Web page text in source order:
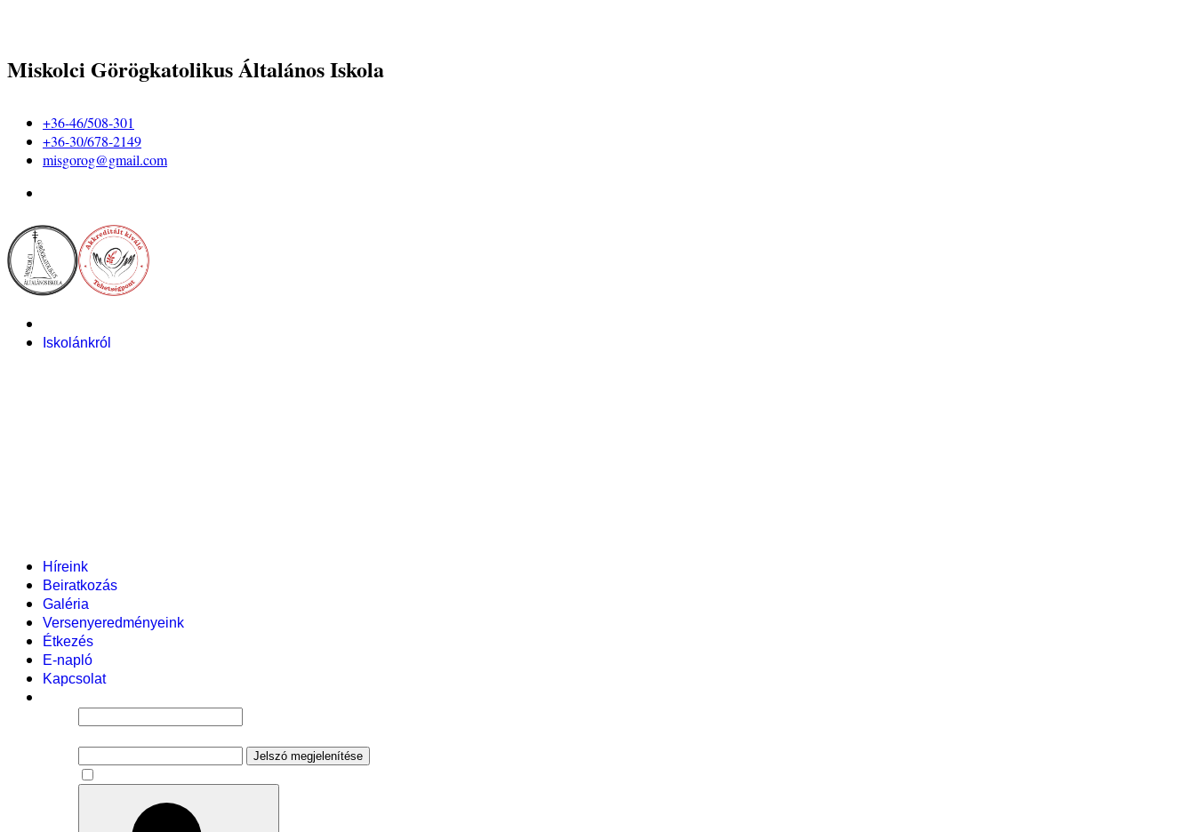
Miskolci Görögkatolikus Általános Iskola
+36-46/508-301
+36-30/678-2149
misgorog@gmail.com
Iskolánkról
Híreink
Beiratkozás
Galéria
Versenyeredményeink
Étkezés
E-napló
Kapcsolat
Jelszó megjelenítése